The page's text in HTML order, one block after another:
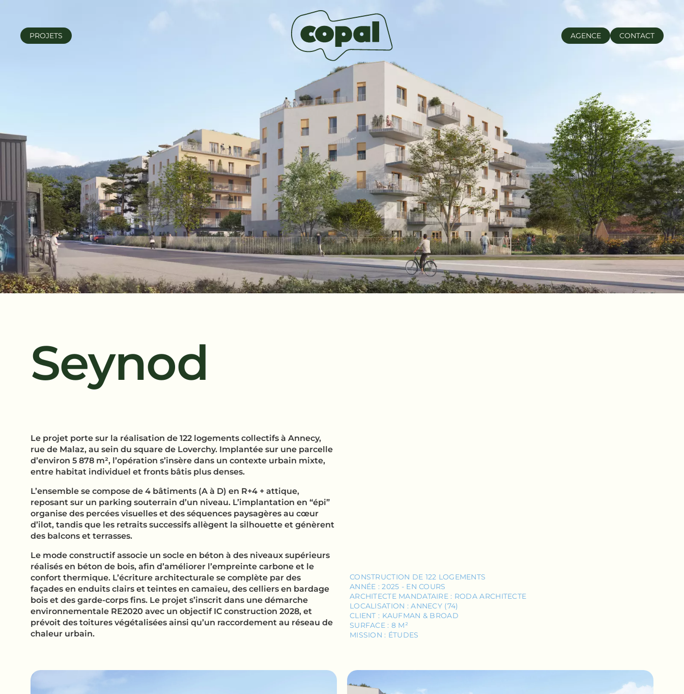
PROJETS AGENCE CONTACT
Seynod
Le projet porte sur la réalisation de 122 logements collectifs à Annecy,
rue de Malaz, au sein du square de Loverchy. Implantée sur une parcelle
d’environ 5 878 m², l’opération s’insère dans un contexte urbain mixte,
entre habitat individuel et fronts bâtis plus denses.
L’ensemble se compose de 4 bâtiments (A à D) en R+4 + attique,
reposant sur un parking souterrain d’un niveau. L’implantation en “épi”
organise des percées visuelles et des séquences paysagères au cœur
d’ilot, tandis que les retraits successifs allègent la silhouette et génèrent
des balcons et terrasses.
Le mode constructif associe un socle en béton à des niveaux supérieurs
réalisés en béton de bois, afin d’améliorer l’empreinte carbone et le
confort thermique. L’écriture architecturale se complète par des
façades en enduits clairs et teintes en camaïeu, des celliers en bardage
bois et des garde-corps fins. Le projet s’inscrit dans une démarche
environnementale RE2020 avec un objectif IC construction 2028, et
prévoit des toitures végétalisées ainsi qu’un raccordement au réseau de
chaleur urbain.
CONSTRUCTION DE 122 LOGEMENTS
ANNÉE : 2025 - EN COURS
ARCHITECTE MANDATAIRE : RODA ARCHITECTE
LOCALISATION : ANNECY (74)
CLIENT : KAUFMAN & BROAD
SURFACE : 8 M²
MISSION : ÉTUDES